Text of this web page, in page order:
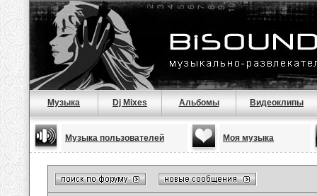
Музыка Dj Mixes Альбомы Видеоклипы
Музыка пользователей Моя музыка